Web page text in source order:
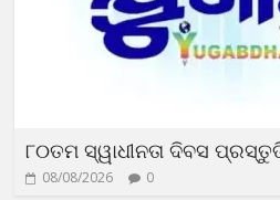
୮୦ତମ ସ୍ୱାଧୀନତା ଦିବସ
08/08/2026 0